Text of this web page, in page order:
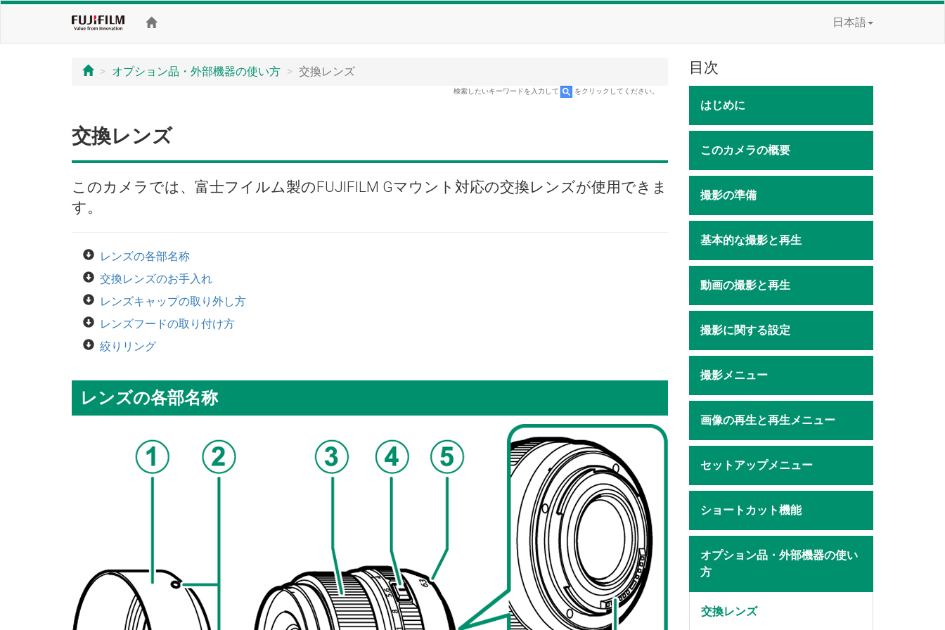
日本語
オプション品・外部機器の使い方 交換レンズ
検索したいキーワードを入力して をクリックしてください。
交換レンズ
このカメラでは、富士フイルム製のFUJIFILM Gマウント対応の交換レンズが使用できま
す。
レンズの各部名称
交換レンズのお手入れ
レンズキャップの取り外し方
レンズフードの取り付け方
絞りリング
レンズの各部名称
目次
はじめに
このカメラの概要
撮影の準備
基本的な撮影と再生
動画の撮影と再生
撮影に関する設定
撮影メニュー
画像の再生と再生メニュー
セットアップメニュー
ショートカット機能
オプション品・外部機器の使い
方
交換レンズ